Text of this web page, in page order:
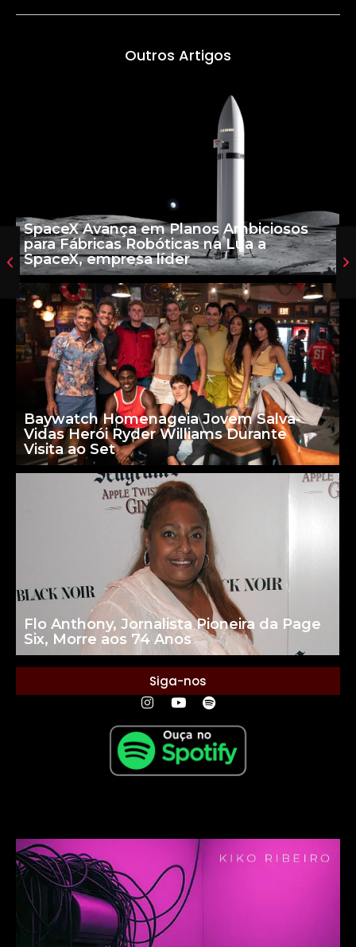
Outros Artigos
SpaceX Avança em Planos Ambiciosos
para Fábricas Robóticas na Lua a
SpaceX, empresa líder
Baywatch Homenageia Jovem Salva-
Vidas Herói Ryder Williams Durante
Visita ao Set
Flo Anthony, Jornalista Pioneira da Page
Six, Morre aos 74 Anos
Siga-nos